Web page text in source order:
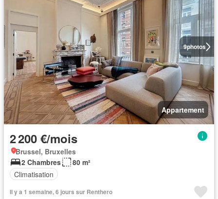
9photos
Appartement
2 200 €/mois
Brussel, Bruxelles
2 Chambres
80 m²
Climatisation
Il y a 1 semaine, 6 jours sur Renthero